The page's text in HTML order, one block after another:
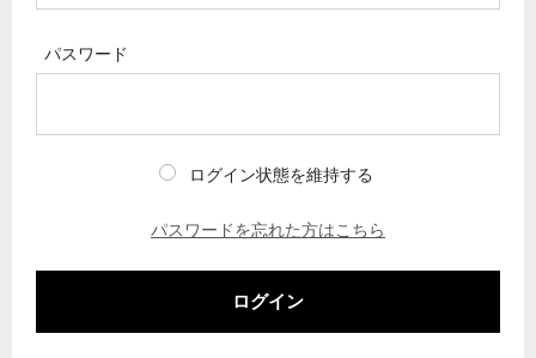
パスワード
ログイン状態を維持する
パスワードを忘れた方はこちら
ログイン